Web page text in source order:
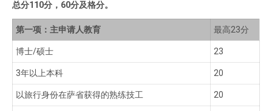
总分110分，60分及格分。
第一项：主申请人教育 最高23分
博士/硕士 23
3年以上本科 20
以旅行身份在萨省获得的熟练技工 20